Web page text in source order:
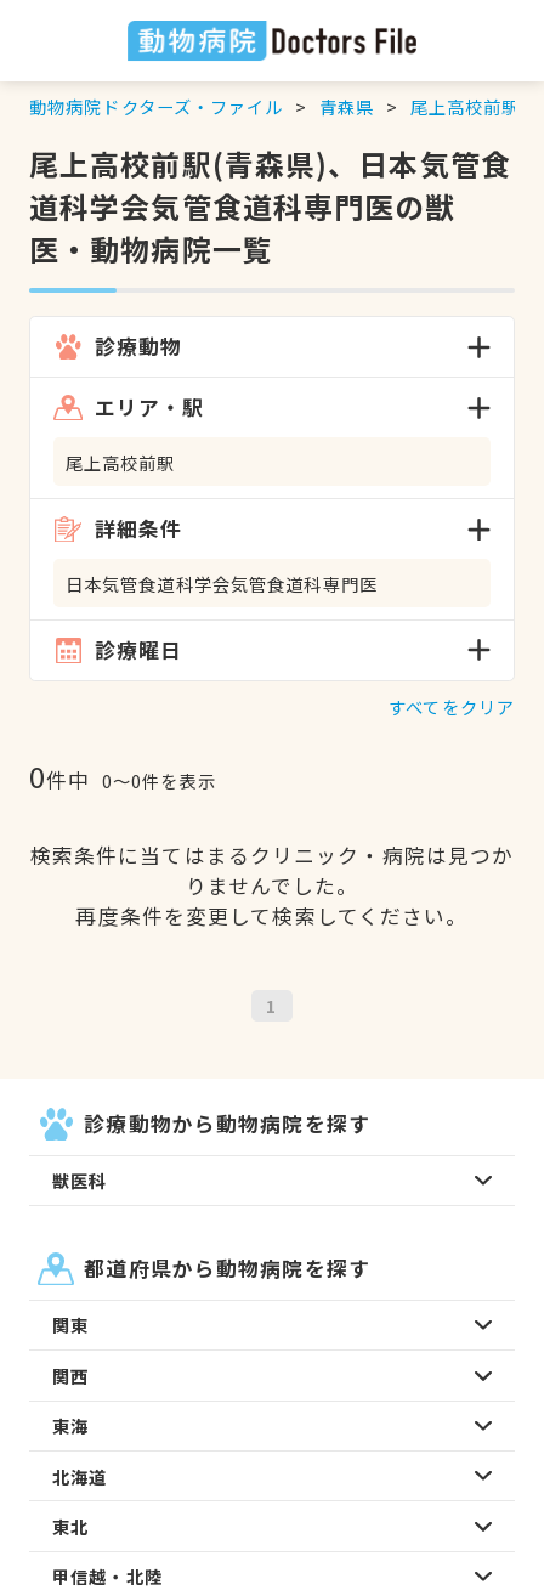
動物病院ドクターズ・ファイル 青森県 尾上高校前駅
尾上高校前駅(青森県)、日本気管食
道科学会気管食道科専門医の獣
医・動物病院一覧
診療動物
エリア・駅
尾上高校前駅
詳細条件
日本気管食道科学会気管食道科専門医
診療曜日
すべてをクリア
0件中 0〜0件を表示
検索条件に当てはまるクリニック・病院は見つか
りませんでした。
再度条件を変更して検索してください。
1
診療動物から動物病院を探す
獣医科
都道府県から動物病院を探す
関東
関西
東海
北海道
東北
甲信越・北陸